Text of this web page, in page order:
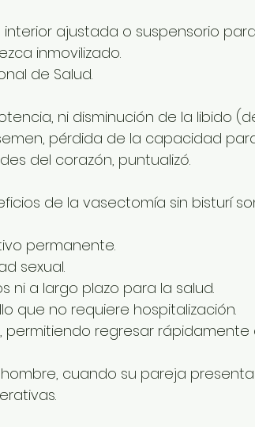
interior ajustada o suspensorio
inmovilizado.
de Salud.
ni disminución de la libido
pérdida de la capacidad
del corazón, puntualizó.
de la vasectomía sin bisturí
permanente.
sexual.
ni a largo plazo para la salud.
que no requiere hospitalización.
permitiendo regresar
el hombre, cuando su pareja presenta